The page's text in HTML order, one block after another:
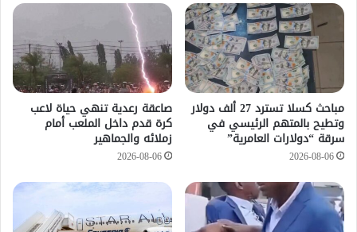
مباحث كسلا تسترد 27 ألف دولار
وتطيح بالمتهم الرئيسي في
سرقة “دولارات العامرية”
2026-08-06
صاعقة رعدية تنهي حياة لاعب
كرة قدم داخل الملعب أمام
زملائه والجماهير
2026-08-06